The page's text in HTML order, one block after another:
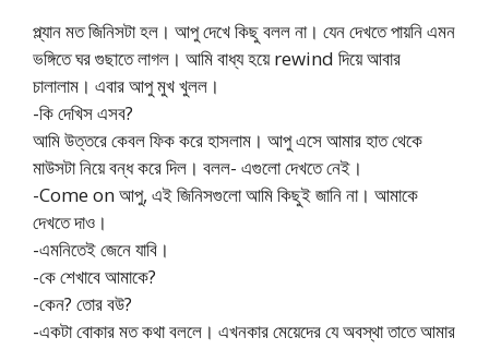
প্ল্যান মত জিনিসটা হল। আপু দেখে কিছু বলল না। যেন দেখতে পায়নি এমন
ভঙ্গিতে ঘর গুছাতে লাগল। আমি বাধ্য হয়ে rewind দিয়ে আবার
চালালাম। এবার আপু মুখ খুলল।
-কি দেখিস এসব?
আমি উত্তরে কেবল ফিক করে হাসলাম। আপু এসে আমার হাত থেকে
মাউসটা নিয়ে বন্ধ করে দিল। বলল- এগুলো দেখতে নেই।
-Come on আপু, এই জিনিসগুলো আমি কিছুই জানি না। আমাকে
দেখতে দাও।
-এমনিতেই জেনে যাবি।
-কে শেখাবে আমাকে?
-কেন? তোর বউ?
-একটা বোকার মত কথা বললে। এখনকার মেয়েদের যে অবস্থা তাতে আমার